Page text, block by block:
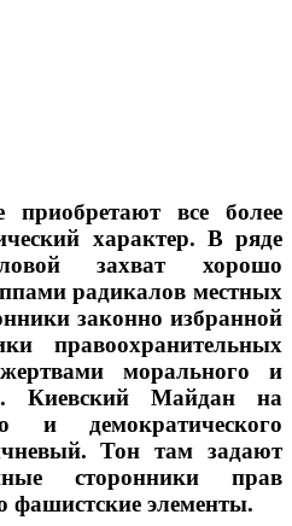
все более
характер. В ряде
захват хорошо
радикалов местных
законно избранной
правоохранительных
морального и
Киевский Майдан на
и демократического
Тон там задают
сторонники прав
фашистские элементы.